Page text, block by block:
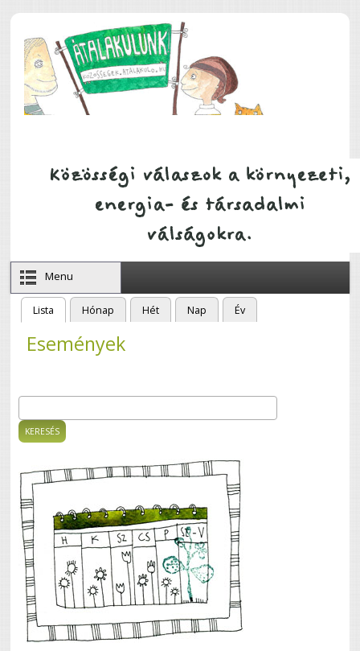
Menu
Elsődleges fülek
Lista (aktív fül)Hónap Hét Nap Év
Események
Keresés űrlap